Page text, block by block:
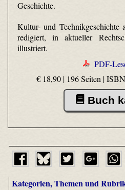
Geschichte.
Kultur- und Technikgeschichte
redigiert, in aktueller
illustriert.
PDF-
€ 18,90 | 196 Seiten |
Buch
Kategorien, Themen und